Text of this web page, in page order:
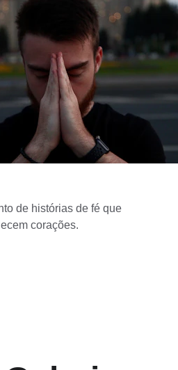
de histórias de fé que
corações.